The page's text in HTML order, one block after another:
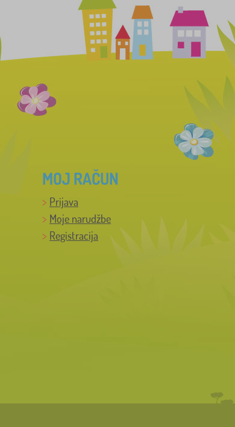
MOJ RAČUN
Prijava
Moje narudžbe
Registracija